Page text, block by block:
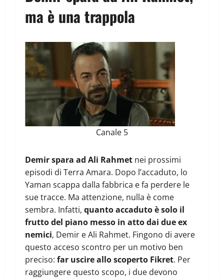
ma è una trappola
Canale 5
Demir spara ad Ali Rahmet nei prossimi
episodi di Terra Amara. Dopo l’accaduto, lo
Yaman scappa dalla fabbrica e fa perdere le
sue tracce. Ma attenzione, nulla è come
sembra. Infatti, quanto accaduto è solo il
frutto del piano messo in atto dai due ex
nemici, Demir e Ali Rahmet. Fingono di avere
questo acceso scontro per un motivo ben
preciso: far uscire allo scoperto Fikret. Per
raggiungere questo scopo, i due devono